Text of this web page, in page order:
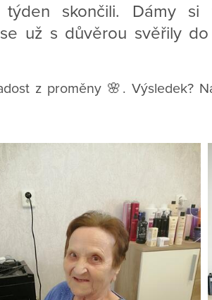
skončili. Dámy si
už s důvěrou svěřily do
z proměny 🌸. Výsledek?